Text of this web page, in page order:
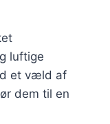
luftige
et væld af
dem til en